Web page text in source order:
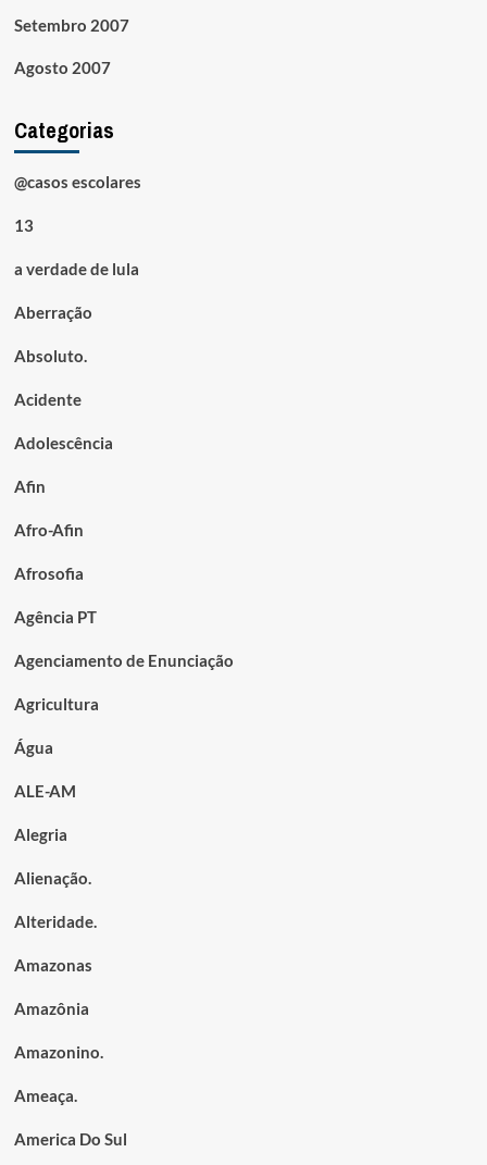
Setembro 2007
Agosto 2007
Categorias
@casos escolares
13
a verdade de lula
Aberração
Absoluto.
Acidente
Adolescência
Afin
Afro-Afin
Afrosofia
Agência PT
Agenciamento de Enunciação
Agricultura
Água
ALE-AM
Alegria
Alienação.
Alteridade.
Amazonas
Amazônia
Amazonino.
Ameaça.
America Do Sul